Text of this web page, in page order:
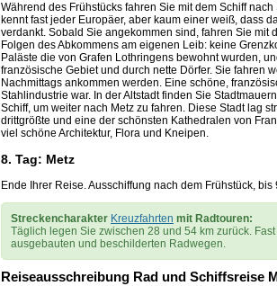
Während des Frühstücks fahren Sie mit dem Schiff
kennt fast jeder Europäer, aber kaum einer weiß, dass
verdankt. Sobald Sie angekommen sind, fahren Sie mit
Folgen des Abkommens am eigenen Leib: keine
Paläste die von Grafen Lothringens bewohnt wurden,
französische Gebiet und durch nette Dörfer. Sie fahren
Nachmittags ankommen werden. Eine schöne,
Stahlindustrie war. In der Altstadt finden Sie
Schiff, um weiter nach Metz zu fahren. Diese Stadt lag
drittgrößte und eine der schönsten Kathedralen von
viel schöne Architektur, Flora und Kneipen.
8. Tag: Metz
Ende Ihrer Reise. Ausschiffung nach dem Frühstück, bis
Streckencharakter Kreuzfahrten mit Radtouren:
Täglich legen Sie zwischen 28 und 54 km zurück.
ausgebauten und beschilderten Radwegen.
Reiseausschreibung Rad und Schiffsreise